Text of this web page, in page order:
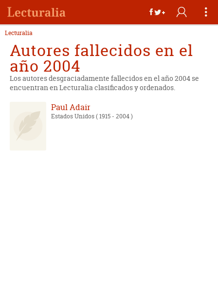
Lecturalia
Autores fallecidos en el
año 2004
Los autores desgraciadamente fallecidos en el año 2004 se
encuentran en Lecturalia clasificados y ordenados.
Paul Adair
Estados Unidos( 1915 - 2004 )